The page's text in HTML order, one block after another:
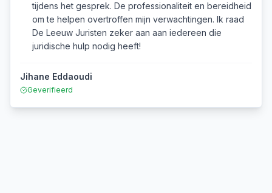
tijdens het gesprek. De professionaliteit en bereidheid
om te helpen overtroffen mijn verwachtingen. Ik raad
De Leeuw Juristen zeker aan aan iedereen die
juridische hulp nodig heeft!
Jihane Eddaoudi
Geverifieerd